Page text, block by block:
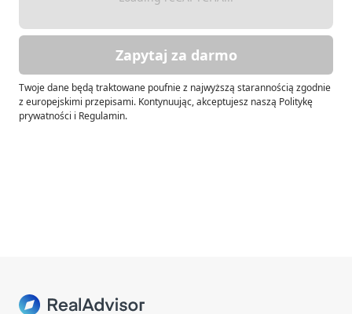
Zapytaj za darmo
Twoje dane będą traktowane poufnie z najwyższą starannością zgodnie
z europejskimi przepisami. Kontynuując, akceptujesz naszą Politykę
prywatności i Regulamin.